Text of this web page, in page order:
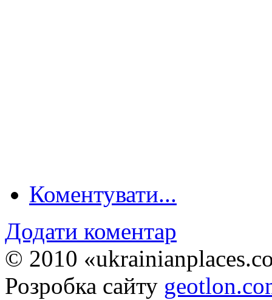
Коментувати...
Додати коментар
© 2010
Розробка сайту